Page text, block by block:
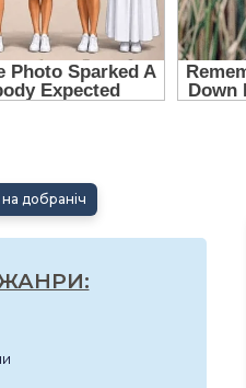
добраніч